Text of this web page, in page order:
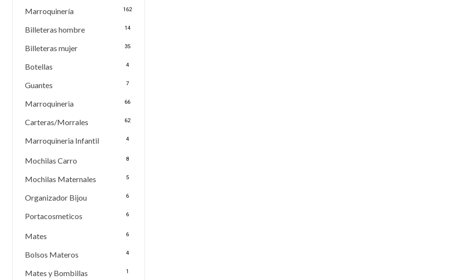
Marroquinería 162
Billeteras hombre 14
Billeteras mujer 35
Botellas 4
Guantes 7
Marroquineria 66
Carteras/Morrales 62
Marroquineria Infantil 4
Mochilas Carro 8
Mochilas Maternales 5
Organizador Bijou 6
Portacosmeticos 6
Mates 6
Bolsos Materos 4
Mates y Bombillas 1